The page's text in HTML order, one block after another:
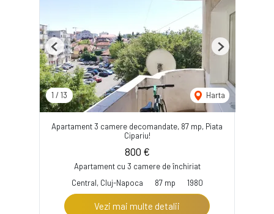
1 / 13 Harta
Previous Next
Apartament 3 camere decomandate, 87 mp, Piata
Cipariu!
800 €
Apartament cu 3 camere de închiriat
Central, Cluj-Napoca
87 mp 1980
Vezi mai multe detalii